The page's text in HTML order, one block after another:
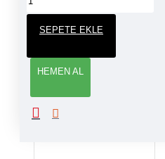
SEPETE EKLE
HEMEN AL
ÜRÜN YORUMLARI